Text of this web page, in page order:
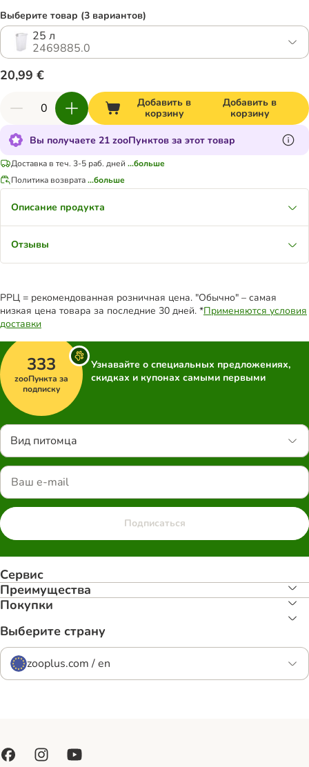
Выберите товар (3 вариантов)
25 л
2469885.0
20,99 €
Добавить в
корзину
Добавить в
корзину
Вы получаете 21 zooПунктов за этот товар
Доставка в теч. 3-5 раб. дней ...больше
Политика возврата...больше
Описание продукта
Отзывы
РРЦ = рекомендованная розничная цена. "Обычно" – самая
низкая цена товара за последние 30 дней. *Применяются условия
доставки
333
zooПункта за
подписку
Узнавайте о специальных предложениях,
скидках и купонах самыми первыми
Вид питомца
Подписаться
Сервис
Преимуществa
Покупки
Выберите страну
zooplus.com / en